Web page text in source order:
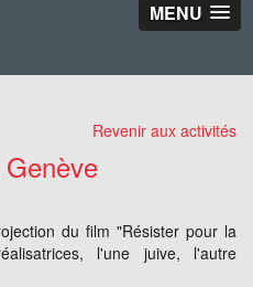
MENU
Revenir aux activités
du film "Résister pour la
l'une juive, l'autre